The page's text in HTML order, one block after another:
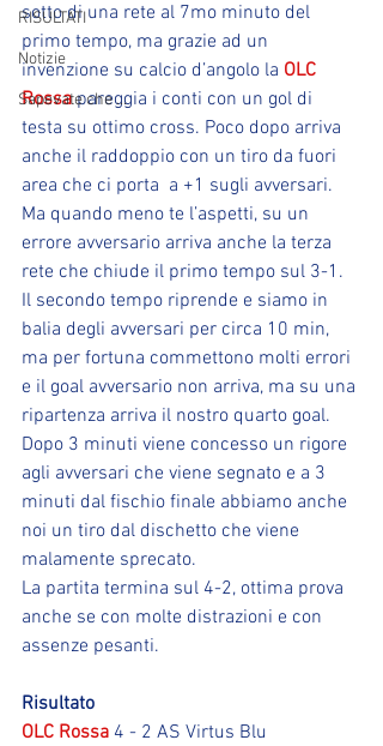
RISULTATI
Notizie
Sapevate che ...
sotto di una rete al 7mo minuto del
primo tempo, ma grazie ad un
invenzione su calcio d’angolo la OLC
Rossa pareggia i conti con un gol di
testa su ottimo cross. Poco dopo arriva
anche il raddoppio con un tiro da fuori
area che ci porta  a +1 sugli avversari.
Ma quando meno te l’aspetti, su un
errore avversario arriva anche la terza
rete che chiude il primo tempo sul 3-1.
Il secondo tempo riprende e siamo in
balia degli avversari per circa 10 min,
ma per fortuna commettono molti errori
e il goal avversario non arriva, ma su una
ripartenza arriva il nostro quarto goal.
Dopo 3 minuti viene concesso un rigore
agli avversari che viene segnato e a 3
minuti dal fischio finale abbiamo anche
noi un tiro dal dischetto che viene
malamente sprecato.
La partita termina sul 4-2, ottima prova
anche se con molte distrazioni e con
assenze pesanti.
Risultato
OLC Rossa 4 - 2 AS Virtus Blu